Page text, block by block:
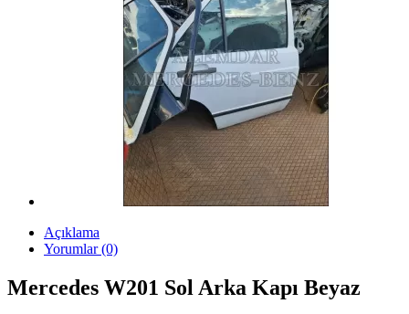
Açıklama
Yorumlar (0)
Mercedes W201 Sol Arka Kapı Beyaz